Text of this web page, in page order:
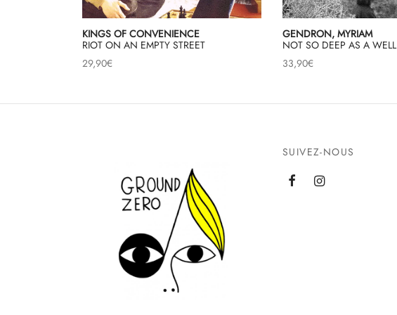
KINGS OF CONVENIENCE
RIOT ON AN EMPTY STREET
29,90€
GENDRON, MYRIAM
NOT SO DEEP AS A WELL
33,90€
SUIVEZ-NOUS